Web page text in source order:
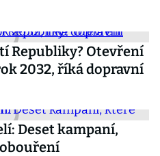
Republiky? Otevření
2032, říká dopravní
Deset kampaní,